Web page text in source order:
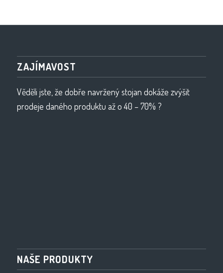
ZAJÍMAVOST
Věděli jste, že dobře navržený stojan dokáže zvýšit
prodeje daného produktu až o 40 – 70% ?
NAŠE PRODUKTY